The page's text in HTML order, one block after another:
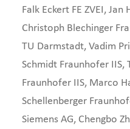
Falk Eckert FE ZVEI,
Christoph Blechinger
TU Darmstadt, Vadim
Schmidt Fraunhofer IIS,
Fraunhofer IIS, Marco
Schellenberger
Siemens AG, Chengbo